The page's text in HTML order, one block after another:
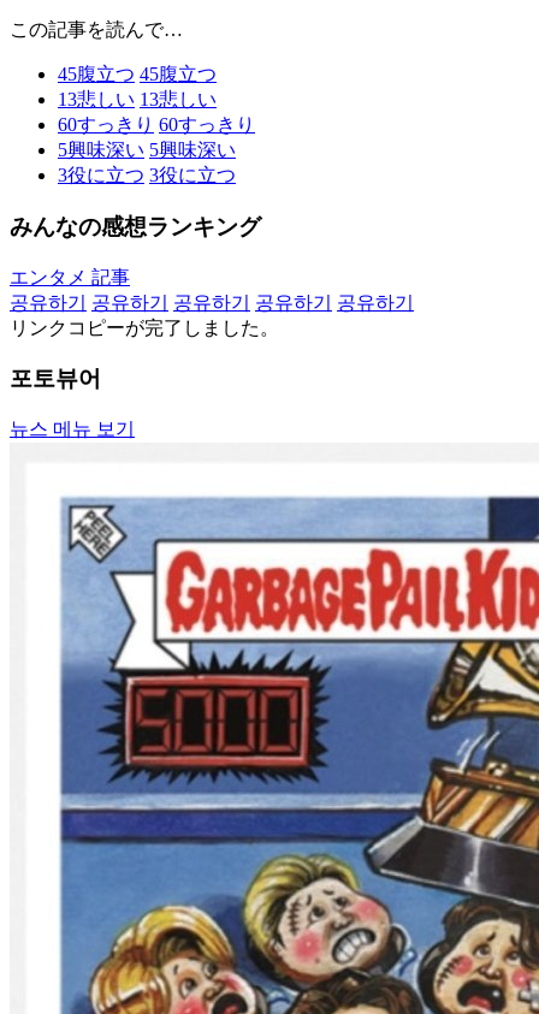
この記事を読んで…
45腹立つ 45腹立つ
13悲しい 13悲しい
60すっきり 60すっきり
5興味深い 5興味深い
3役に立つ 3役に立つ
みんなの感想ランキング
エンタメ 記事
공유하기
공유하기 공유하기 공유하기
공유하기
リンクコピーが完了しました。
포토뷰어
뉴스 메뉴 보기